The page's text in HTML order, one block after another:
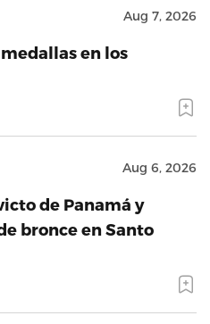
Aug 7, 2026
en los
Aug 6, 2026
de Panamá y
bronce en Santo